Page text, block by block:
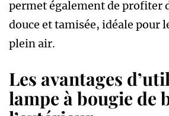
permet également de profiter
douce et tamisée, idéale pour
plein air.
Les avantages
lampe à bougie de